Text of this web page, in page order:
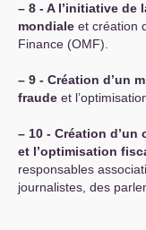
– 8 - A l’initiative de
mondiale et création
Finance (OMF).
– 9 - Création d’un
fraude et
– 10 - Création
et l’optimisation
responsables
journalistes, des